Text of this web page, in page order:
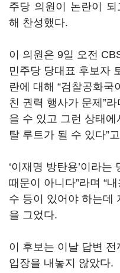
주당 의원이 논란이
해 찬성했다.
이 의원은 9일 오전
민주당 당대표 후보자
란에 대해 “검찰공화
친 권력 행사가 문제”
을 수 있고 그런 상태
탈 루트가 될 수 있다”
‘이재명 방탄용’이라는
때문이 아니다”라며 “
수 등이 있어야 하는데
을 그었다.
이 후보는 이날 답변
입장을 내놓지 않았다.